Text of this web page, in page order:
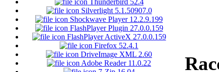
Silverlight 5.1.50907.0
Shockwave Player 12.2.9.199
FlashPlayer Plugin 27.0.0.159
FlashPlayer ActiveX 27.0.0.159
Firefox 52.4.1
DriveImage XML 2.60
Adobe Reader 11.0.22